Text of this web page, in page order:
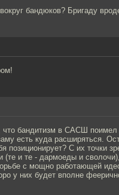
бандюков? Бригаду
что бандитизм в САСШ
есть куда расширяться.
С их точки
(те и те - дармоеды и
с мощно работающей
у них будет вполне